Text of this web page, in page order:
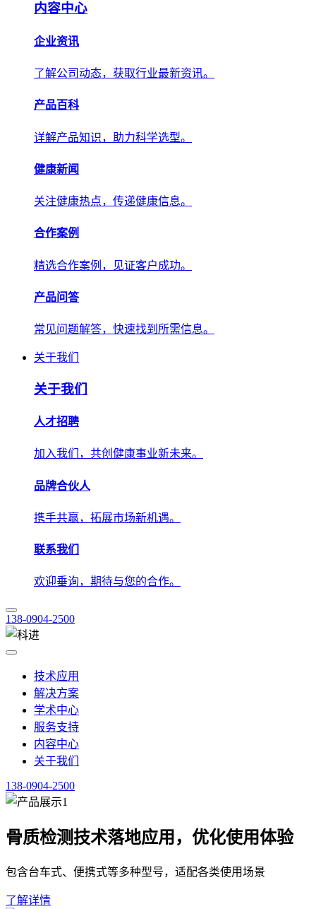
内容中心
企业资讯
了解公司动态，获取行业最新资讯。
产品百科
详解产品知识，助力科学选型。
健康新闻
关注健康热点，传递健康信息。
合作案例
精选合作案例，见证客户成功。
产品问答
常见问题解答，快速找到所需信息。
关于我们
关于我们
人才招聘
加入我们，共创健康事业新未来。
品牌合伙人
携手共赢，拓展市场新机遇。
联系我们
欢迎垂询，期待与您的合作。
138-0904-2500
技术应用
解决方案
学术中心
服务支持
内容中心
关于我们
138-0904-2500
骨质检测技术落地应用，优化使用体验
包含台车式、便携式等多种型号，适配各类使用场景
了解详情